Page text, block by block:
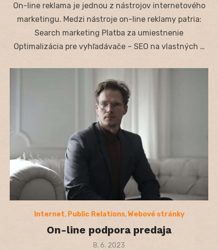
On-line reklama je jednou z nástrojov internetového
marketingu. Medzi nástroje on-line reklamy patria:
Search marketing Platba za umiestnenie
Optimalizácia pre vyhľadávače – SEO na vlastných …
Internet, Public Relations,Webové stránky
On-line podpora predaja
Posted
8. 6. 2023